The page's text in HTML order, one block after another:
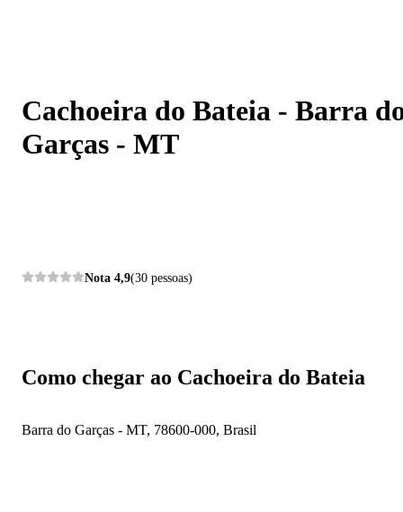
Cachoeira do Bateia - Barra
Garças - MT
Nota 4,9(30 pessoas)
Como chegar ao Cachoeira do Bateia
Barra do Garças - MT, 78600-000, Brasil